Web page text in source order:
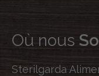
Où nous
Sterilgarda